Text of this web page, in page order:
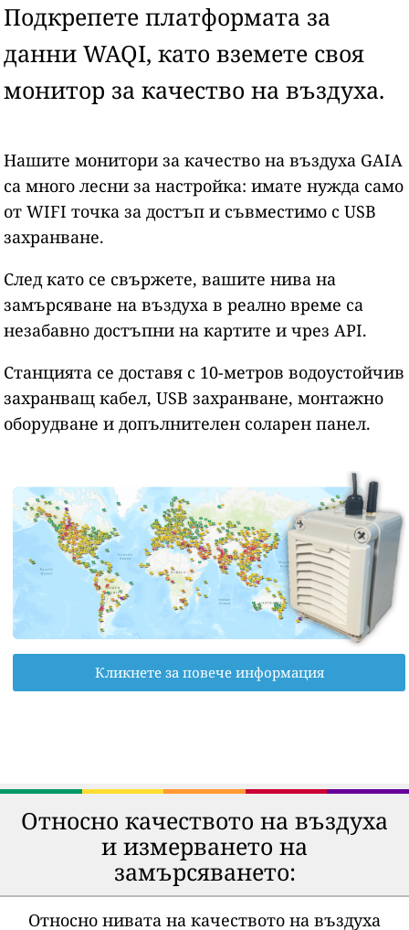
Подкрепете платформата за
данни WAQI, като вземете своя
монитор за качество на въздуха.
Нашите монитори за качество на въздуха GAIA
са много лесни за настройка: имате нужда само
от WIFI точка за достъп и съвместимо с USB
захранване.
След като се свържете, вашите нива на
замърсяване на въздуха в реално време са
незабавно достъпни на картите и чрез API.
Станцията се доставя с 10-метров водоустойчив
захранващ кабел, USB захранване, монтажно
оборудване и допълнителен соларен панел.
Кликнете за повече информация
Относно качеството на въздуха
и измерването на
замърсяването:
Относно нивата на качеството на въздуха